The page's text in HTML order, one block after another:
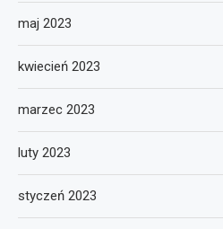
maj 2023
kwiecień 2023
marzec 2023
luty 2023
styczeń 2023